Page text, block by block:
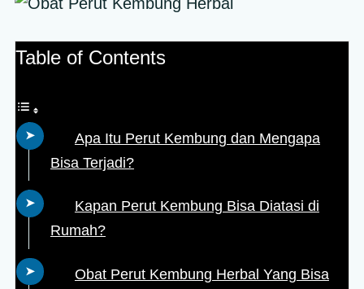
Table of Contents
Apa Itu Perut Kembung dan Mengapa
Bisa Terjadi?
Kapan Perut Kembung Bisa Diatasi di
Rumah?
Obat Perut Kembung Herbal Yang Bisa